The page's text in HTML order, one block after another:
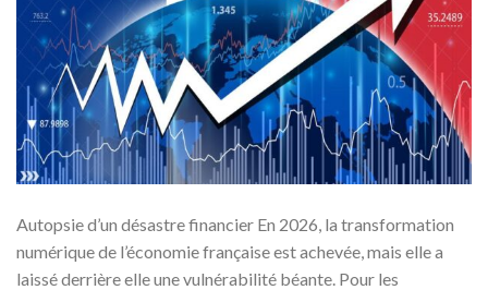
Autopsie d’un désastre financier En 2026, la transformation
numérique de l’économie française est achevée, mais elle a
laissé derrière elle une vulnérabilité béante. Pour les